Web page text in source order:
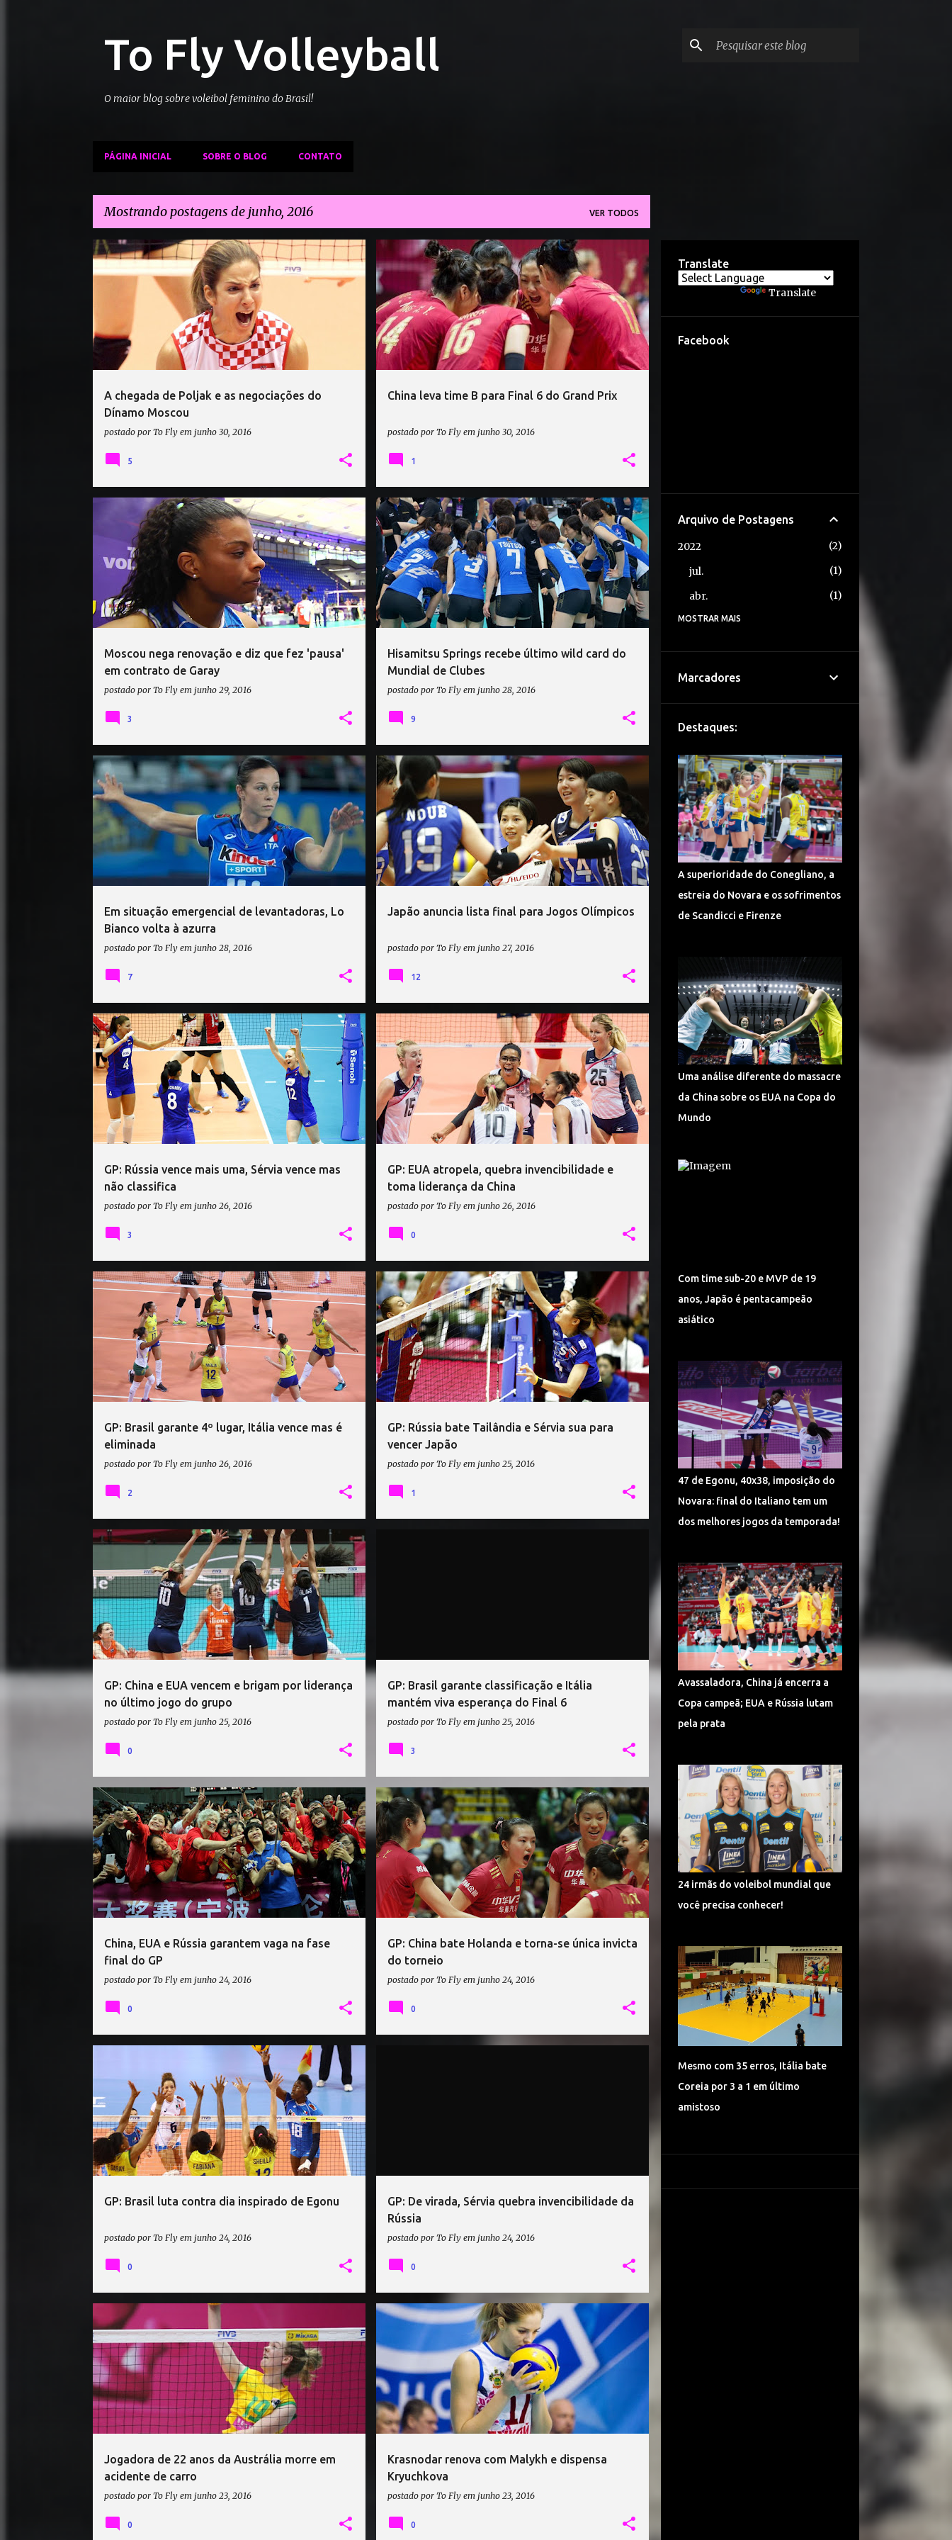
To Fly Volleyball
O maior blog sobre voleibol feminino do Brasil!
PÁGINA INICIAL SOBRE O BLOG CONTATO
Mostrando postagens de junho, 2016 VER TODOS
P
a
A chegada de Poljak e as negociações do
Dínamo Moscou
postado por To Fly em junho 30, 2016
5
China leva time B para Final 6 do Grand Prix
postado por To Fly em junho 30, 2016
CHINA
1
Moscou nega renovação e diz que fez 'pausa'
em contrato de Garay
postado por To Fly em junho 29, 2016
MERCADO
3
Hisamitsu Springs recebe último wild card do
Mundial de Clubes
postado por To Fly em junho 28, 2016
MUNDIAL DE CLUBES
9
Em situação emergencial de levantadoras, Lo
Bianco volta à azurra
postado por To Fly em junho 28, 2016
ITÁLIA
7
Japão anuncia lista final para Jogos Olímpicos
postado por To Fly em junho 27, 2016
JAPÃO
12
GP: Rússia vence mais uma, Sérvia vence mas
não classifica
postado por To Fly em junho 26, 2016
GRAND PRIX JAPÃO RÚSSIA SÉRVIA TAILÂNDIA
3
GP: EUA atropela, quebra invencibilidade e
toma liderança da China
postado por To Fly em junho 26, 2016
ALEMANHA ALEMANHA VÔLEI CHINA
ESTADOS UNIDOS GRAND PRIX +
HOLANDA
0
GP: Brasil garante 4º lugar, Itália vence mas é
eliminada
postado por To Fly em junho 26, 2016
BRASIL GRAND PRIX ITÁLIA TURQUIA
2
GP: Rússia bate Tailândia e Sérvia sua para
vencer Japão
postado por To Fly em junho 25, 2016
GRAND PRIX JAPÃO RÚSSIA SÉRVIA TAILÂNDIA
1
GP: China e EUA vencem e brigam por liderança
no último jogo do grupo
postado por To Fly em junho 25, 2016
ALEMANHA VÔLEI CHINA
ESTADOS UNIDOS GRAND PRIX +
HOLANDA
0
GP: Brasil garante classificação e Itália
mantém viva esperança do Final 6
postado por To Fly em junho 25, 2016
3
China, EUA e Rússia garantem vaga na fase
final do GP
postado por To Fly em junho 24, 2016
GRAND PRIX
0
GP: China bate Holanda e torna-se única invicta
do torneio
postado por To Fly em junho 24, 2016
ALEMANHA ALEMANHA VÔLEI CHINA
ESTADOS UNIDOS GRAND PRIX +
HOLANDA
0
GP: Brasil luta contra dia inspirado de Egonu
postado por To Fly em junho 24, 2016
ITÁLIA TURQUIA
0
GP: De virada, Sérvia quebra invencibilidade da
Rússia
postado por To Fly em junho 24, 2016
0
Jogadora de 22 anos da Austrália morre em
acidente de carro
postado por To Fly em junho 23, 2016
AUSTRÁLIA
0
Krasnodar renova com Malykh e dispensa
Kryuchkova
postado por To Fly em junho 23, 2016
0
Translate
Translate
Facebook
Arquivo de Postagens
2022
2
jul.
1
abr.
1
2021
jul.
mai.
2
abr.
6
mar.
38
fev.
32
2020
166
dez.
jul.
6
jun.
17
abr.
7
mar.
29
fev.
jan.
dez.
jun.
abr.
59
mar.
50
fev.
40
jan.
37
2018
538
39
set.
36
ago.
36
jul.
32
jun.
52
51
abr.
49
mar.
jan.
584
dez.
63
nov.
47
out.
73
set.
64
ago.
jun.
24
mai.
34
abr.
mar.
jan.
2016
out.
10
MOSTRAR MAIS
Marcadores
Destaques:
A superioridade do Conegliano, a
estreia do Novara e os sofrimentos
de Scandicci e Firenze
Uma análise diferente do massacre
da China sobre os EUA na Copa do
Mundo
Com time sub-20 e MVP de 19
anos, Japão é pentacampeão
asiático
47 de Egonu, 40x38, imposição do
Novara: final do Italiano tem um
dos melhores jogos da temporada!
Avassaladora, China já encerra a
Copa campeã; EUA e Rússia lutam
pela prata
24 irmãs do voleibol mundial que
você precisa conhecer!
Mesmo com 35 erros, Itália bate
Coreia por 3 a 1 em último
amistoso